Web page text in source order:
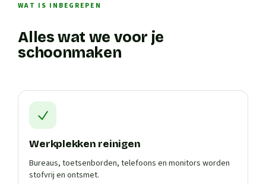
WAT IS INBEGREPEN
Alles wat we voor je
schoonmaken
Werkplekken reinigen
Bureaus, toetsenborden, telefoons en monitors worden
stofvrij en ontsmet.